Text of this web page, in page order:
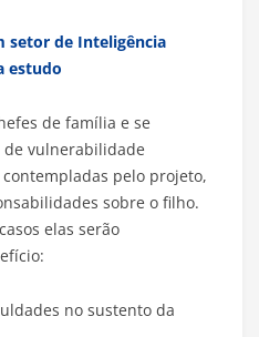
setor de Inteligência
estudo
de família e se
de vulnerabilidade
pelo projeto,
sobre o filho.
elas serão
no sustento da